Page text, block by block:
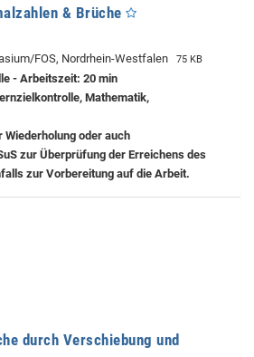
& Brüche
FOS, Nordrhein-Westfalen 75 KB
- Arbeitszeit: 20 min
Mathematik,
oder auch
zur Überprüfung der Erreichens des
zur Vorbereitung auf die Arbeit.
durch Verschiebung und